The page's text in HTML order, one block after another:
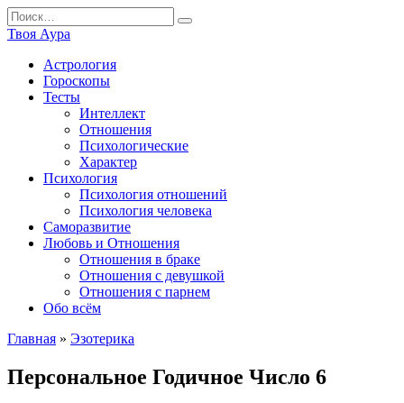
Перейти
к
содержанию
Search
for:
Твоя Аура
Астрология
Гороскопы
Тесты
Интеллект
Отношения
Психологические
Характер
Психология
Психология отношений
Психология человека
Саморазвитие
Любовь и Отношения
Отношения в браке
Отношения с девушкой
Отношения с парнем
Обо всём
Главная » Эзотерика
Персональное Годичное Число 6